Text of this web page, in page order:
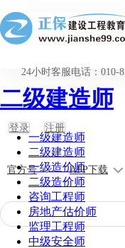
24小时客服电话：010-
登录 注册
官方号 APP下载
二级建造师
一级建造师
二级建造师
一级造价师
二级造价师
咨询工程师
房地产估价师
监理工程师
中级安全师